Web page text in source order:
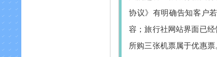
协议》有明确告知客户
容；旅行社网站界面已
所购三张机票属于优惠票